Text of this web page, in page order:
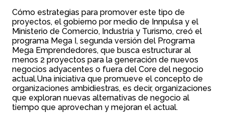
Cómo estrategias para promover este tipo de
proyectos, el gobierno por medio de Innpulsa y el
Ministerio de Comercio, Industria y Turismo, creó el
programa Mega I, segunda versión del Programa
Mega Emprendedores, que busca estructurar al
menos 2 proyectos para la generación de nuevos
negocios adyacentes o fuera del Core del negocio
actual.Una iniciativa que promueve el concepto de
organizaciones ambidiestras, es decir, organizaciones
que exploran nuevas alternativas de negocio al
tiempo que aprovechan y mejoran el actual.